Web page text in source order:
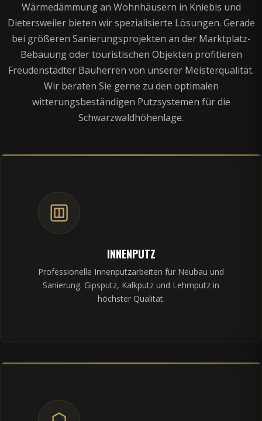
Wärmedämmung an Wohnhäusern in Kniebis und
Dietersweiler bieten wir spezialisierte Lösungen. Gerade
bei größeren Sanierungsprojekten an der Marktplatz-
Bebauung oder touristischen Objekten profitieren
Freudenstädter Bauherren von unserer Meisterqualität.
Wir beraten Sie gerne zu den optimalen
witterungsbeständigen Putzsystemen für die
Schwarzwaldhöhenlage.
INNENPUTZ
Professionelle Innenputzarbeiten für Neubau und
Sanierung. Gipsputz, Kalkputz und Lehmputz in
höchster Qualität.